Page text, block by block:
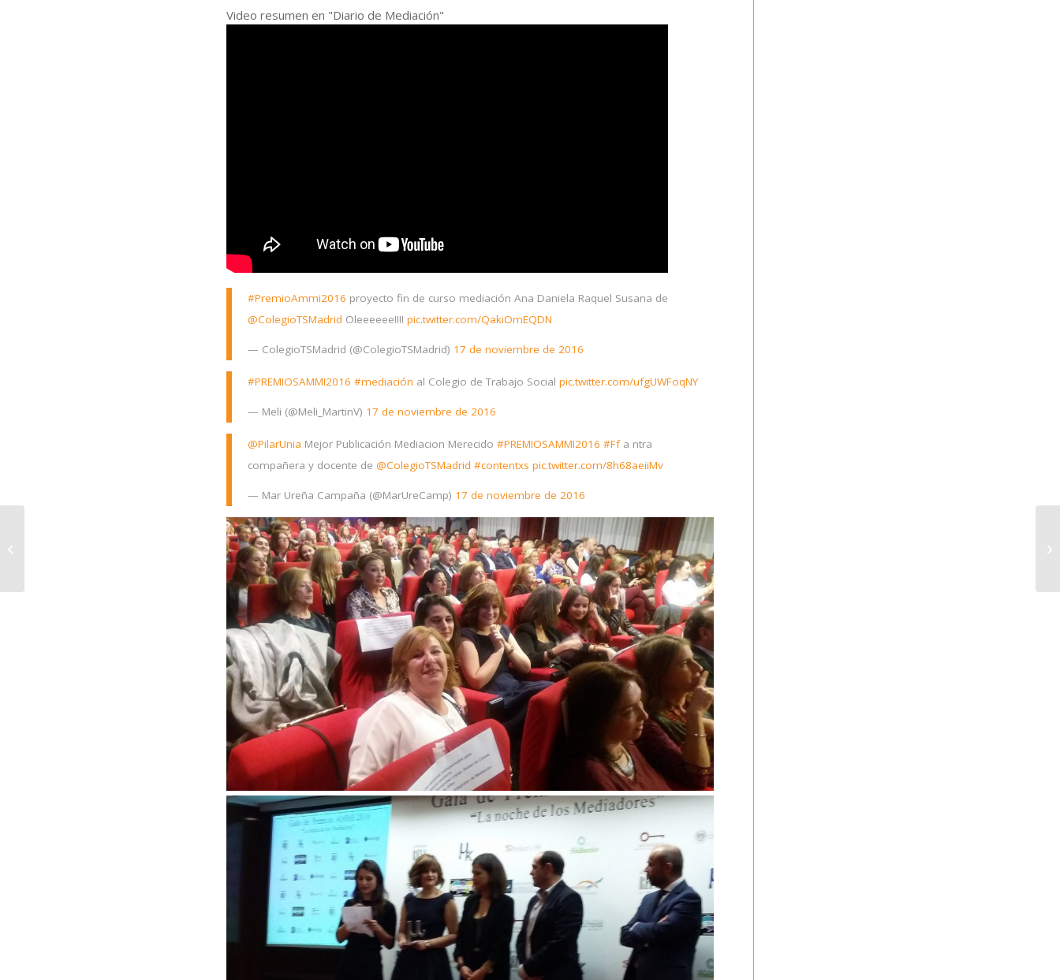
Video resumen en "Diario de Mediación"
#PremioAmmi2016 proyecto fin de curso mediación Ana Daniela Raquel Susana de
@ColegioTSMadrid Oleeeeee!!!! pic.twitter.com/QakiOmEQDN
— ColegioTSMadrid (@ColegioTSMadrid) 17 de noviembre de 2016
#PREMIOSAMMI2016 #mediación al Colegio de Trabajo Social pic.twitter.com/ufgUWFoqNY
— Meli (@Meli_MartinV) 17 de noviembre de 2016
@PilarUnia Mejor Publicación Mediacion Merecido #PREMIOSAMMI2016 #Ffa ntra
compañera y docente de @ColegioTSMadrid #contentxs pic.twitter.com/8h68aeiiMv
— Mar Ureña Campaña (@MarUreCamp) 17 de noviembre de 2016